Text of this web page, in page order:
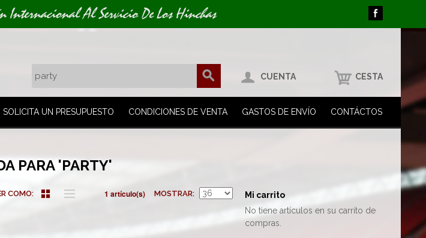
Internacional Al Servicio De Los Hinchas
CUENTA CESTA
SOLICITA UN PRESUPUESTO CONDICIONES DE VENTA GASTOS DE ENVÍO CONTÁCTOS
PARA 'PARTY'
COMO 1 artículo(s) MOSTRAR
Mi carrito
No tiene artículos en su carrito de
compras.